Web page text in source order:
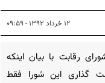
۱۲ خرداد ۱۳۹۲ - ۰۹:۵۹
رقابت با بیان اینکه
گذاری این شورا فقط